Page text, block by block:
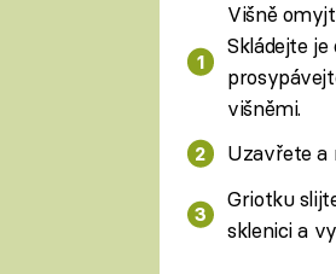
Višně
Skládejte
višněmi.
Uzavřete a
Griotku
sklenici a